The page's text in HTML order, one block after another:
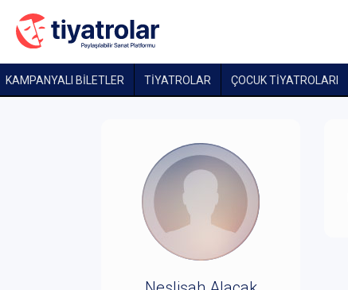
KAMPANYALI BİLETLER TİYATROLAR ÇOCUK TIYATROLARI